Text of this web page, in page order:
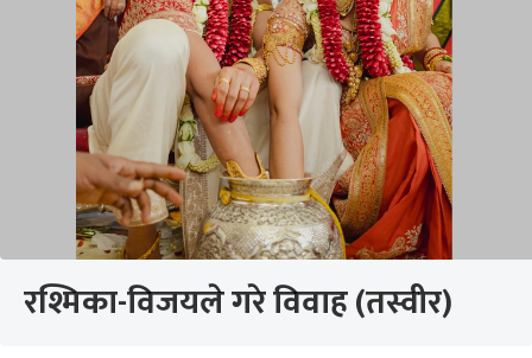
रश्मिका-विजयले गरे विवाह (तस्वीर)